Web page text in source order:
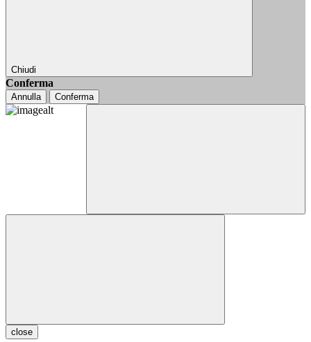
Chiudi
Conferma
Annulla Conferma
close